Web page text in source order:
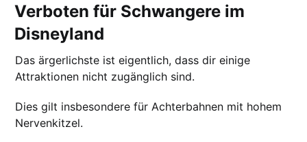
Verboten für Schwangere im
Disneyland
Das ärgerlichste ist eigentlich, dass dir einige
Attraktionen nicht zugänglich sind.
Dies gilt insbesondere für Achterbahnen mit hohem
Nervenkitzel.